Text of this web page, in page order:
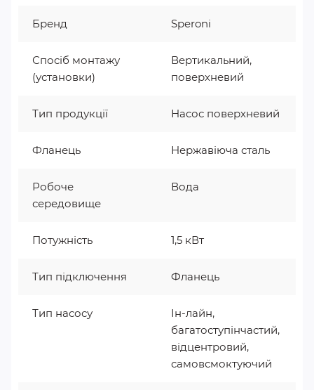
Бренд Speroni
Спосіб монтажу
(установки)
Вертикальний,
поверхневий
Тип продукції Насос поверхневий
Фланець Нержавіюча сталь
Робоче
середовище
Вода
Потужність 1,5 кВт
Тип підключення Фланець
Тип насосу
Ін-лайн,
багатоступінчастий,
відцентровий,
самовсмоктуючий